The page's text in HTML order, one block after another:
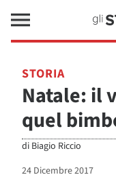
STORIA
Natale: il
quel
di Biagio Riccio
24 Dicembre 2017